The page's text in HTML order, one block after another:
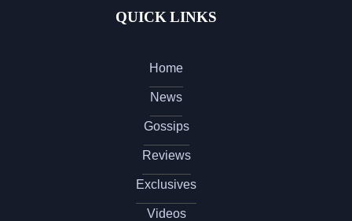
QUICK LINKS
Home
News
Gossips
Reviews
Exclusives
Videos